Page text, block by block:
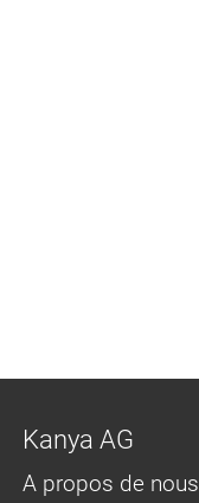
Kanya AG
A propos de nous